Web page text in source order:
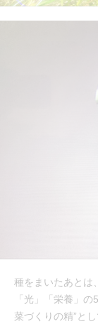
種をまいたあとは
「光」「栄養」
菜づくりの精”と